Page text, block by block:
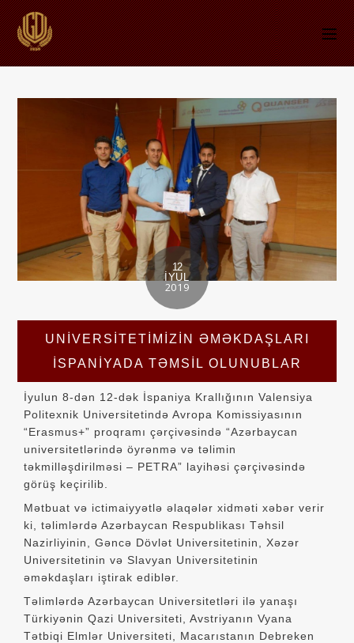
12
İYUL
2019
UNIVERSITETIMIZIN ƏMƏKDAŞLARI
İSPANIYADA TƏMSIL OLUNUBLAR
İyulun 8-dən 12-dək İspaniya Krallığının Valensiya
Politexnik Universitetində Avropa Komissiyasının
“Erasmus+” proqramı çərçivəsində “Azərbaycan
universitetlərində öyrənmə və təlimin
təkmilləşdirilməsi – PETRA” layihəsi çərçivəsində
görüş keçirilib.
Mətbuat və ictimaiyyətlə əlaqələr xidməti xəbər verir
ki, təlimlərdə Azərbaycan Respublikası Təhsil
Nazirliyinin, Gəncə Dövlət Universitetinin, Xəzər
Universitetinin və Slavyan Universitetinin
əməkdaşları iştirak ediblər.
Təlimlərdə Azərbaycan Universitetləri ilə yanaşı
Türkiyənin Qazi Universiteti, Avstriyanın Vyana
Tətbiqi Elmlər Universiteti, Macarıstanın Debreken